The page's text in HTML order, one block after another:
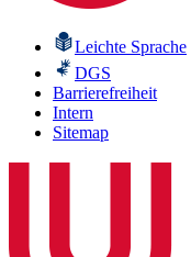
Leichte Sprache
DGS
Barrierefreiheit
Intern
Sitemap